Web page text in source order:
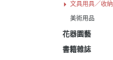
文具用具／收納
美術用品
花器園藝
書籍雜誌